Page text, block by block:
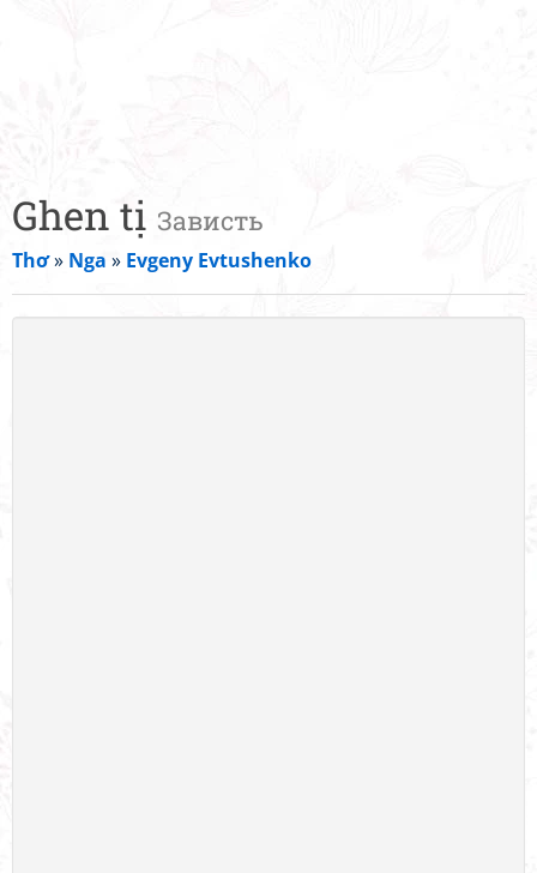
Ghen tị Зависть
Thơ» Nga » Evgeny Evtushenko